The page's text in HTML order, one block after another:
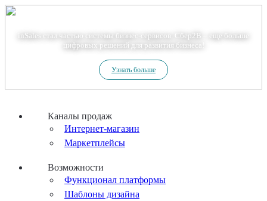
inSales стал частью системы бизнес-сервисов. Сбер2В – еще больше
цифровых решений для развития бизнеса!
Узнать больше
Каналы продаж
Интернет-магазин
Маркетплейсы
Возможности
Функционал платформы
Шаблоны дизайна